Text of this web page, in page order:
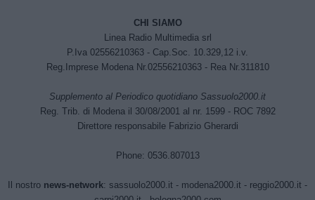
CHI SIAMO
Linea Radio Multimedia srl
P.Iva 02556210363 - Cap.Soc. 10.329,12 i.v.
Reg.Imprese Modena Nr.02556210363 - Rea Nr.311810
Supplemento al Periodico quotidiano Sassuolo2000.it
Reg. Trib. di Modena il 30/08/2001 al nr. 1599 - ROC 7892
Direttore responsabile Fabrizio Gherardi
Phone: 0536.807013
Il nostro news-network: sassuolo2000.it - modena2000.it - reggio2000.it -